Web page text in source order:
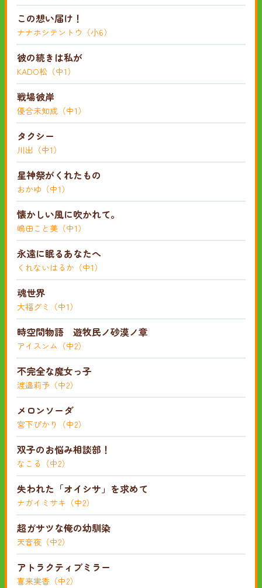
この想い届け！
ナナホシテントウ（小6）
彼の続きは私が
KADO松（中1）
戦場彼岸
優合未知成（中1）
タクシー
川出（中1）
星神祭がくれたもの
おかゆ（中1）
懐かしい風に吹かれて。
嶋田こと美（中1）
永遠に眠るあなたへ
くれないはるか（中1）
魂世界
大福グミ（中1）
時空間物語 遊牧民ノ砂漠ノ章
アイスンム（中2）
不完全な魔女っ子
渡邉莉予（中2）
メロンソーダ
宮下ぴかり（中2）
双子のお悩み相談部！
なこる（中2）
失われた「オイシサ」を求めて
ナガイミサキ（中2）
超ガサツな俺の幼馴染
天音夜（中2）
アトラクティブミラー
喜来実香（中2）